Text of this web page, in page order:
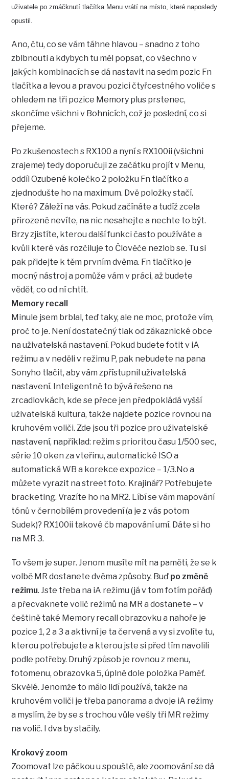
uživatele po zmáčknutí tlačítka Menu vrátí na místo, které naposledy
opustil.
Ano, čtu, co se vám táhne hlavou – snadno z toho
zblbnouti a kdybych tu měl popsat, co všechno v
jakých kombinacích se dá nastavit na sedm pozic Fn
tlačítka a levou a pravou pozici čtyřcestného voliče s
ohledem na tři pozice Memory plus prstenec,
skončíme všichni v Bohnicích, což je poslední, co si
přejeme.
Po zkušenostech s RX100 a nyní s RX100ii (všichni
zrajeme) tedy doporučuji ze začátku projít v Menu,
oddíl Ozubené kolečko 2 položku Fn tlačítko a
zjednodušte ho na maximum. Dvě položky stačí.
Které? Záleží na vás. Pokud začínáte a tudíž zcela
přirozeně nevíte, na nic nesahejte a nechte to být.
Brzy zjistíte, kterou další funkci často používáte a
kvůli které vás rozčiluje to Člověče nezlob se. Tu si
pak přidejte k těm prvním dvěma. Fn tlačítko je
mocný nástroj a pomůže vám v práci, až budete
vědět, co od ní chtít.
Memory recall
Minule jsem brblal, teď taky, ale ne moc, protože vím,
proč to je. Není dostatečný tlak od zákaznické obce
na uživatelská nastavení. Pokud budete fotit v iA
režimu a v neděli v režimu P, pak nebudete na pana
Sonyho tlačit, aby vám zpřístupnil uživatelská
nastavení. Inteligentně to bývá řešeno na
zrcadlovkách, kde se přece jen předpokládá vyšší
uživatelská kultura, takže najdete pozice rovnou na
kruhovém voliči. Zde jsou tři pozice pro uživatelské
nastavení, například: režim s prioritou času 1/500 sec,
série 10 oken za vteřinu, automatické ISO a
automatická WB a korekce expozice – 1/3.No a
můžete vyrazit na street foto. Krajinář? Potřebujete
bracketing. Vrazíte ho na MR2. Líbí se vám mapování
tónů v černobílém provedení (a je z vás potom
Sudek)? RX100ii takové čb mapování umí. Dáte si ho
na MR 3.
To všem je super. Jenom musíte mít na paměti, že se k
volbě MR dostanete dvěma způsoby. Buďpo změně
režimu. Jste třeba na iA režimu (já v tom fotím pořád)
a přecvaknete volič režimů na MR a dostanete – v
češtině také Memory recall obrazovku a nahoře je
pozice 1, 2 a 3 a aktivní je ta červená a vy si zvolíte tu,
kterou potřebujete a kterou jste si před tím navolili
podle potřeby. Druhý způsob je rovnou z menu,
fotomenu, obrazovka 5, úplně dole položka Paměť.
Skvělé. Jenomže to málo lidí používá, takže na
kruhovém voliči je třeba panorama a dvoje iA režimy
a myslím, že by se s trochou vůle vešly tři MR režimy
na volič. I dva by stačily.
Krokový zoom
Zoomovat lze páčkou u spouště, ale zoomování se dá